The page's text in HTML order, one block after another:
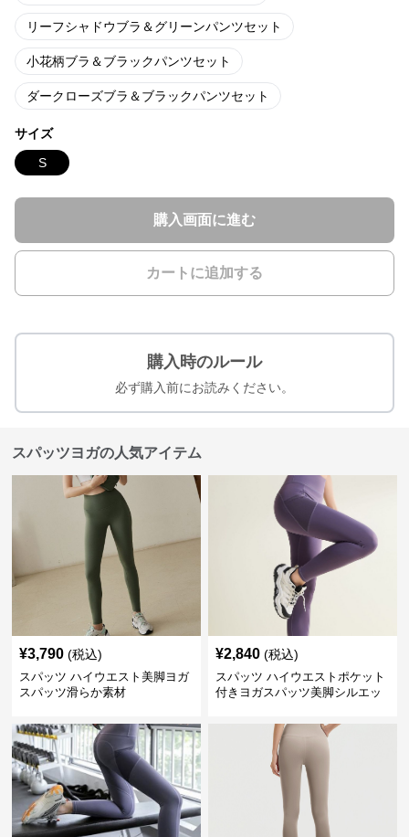
リーフシャドウブラ＆グリーンパンツセット
小花柄ブラ＆ブラックパンツセット
ダークローズブラ＆ブラックパンツセット
サイズ
S
購入画面に進む
カートに追加する
購入時のルール
必ず購入前にお読みください。
スパッツヨガの人気アイテム
¥3,790 (税込)
スパッツ ハイウエスト美脚ヨガ
スパッツ滑らか素材
¥2,840 (税込)
スパッツ ハイウエストポケット
付きヨガスパッツ美脚シルエッ